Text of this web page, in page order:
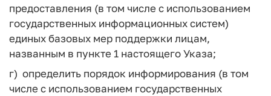
предоставления (в том числе с использованием
государственных информационных систем)
единых базовых мер поддержки лицам,
названным в пункте 1 настоящего Указа;
г) определить порядок информирования (в том
числе с использованием государственных